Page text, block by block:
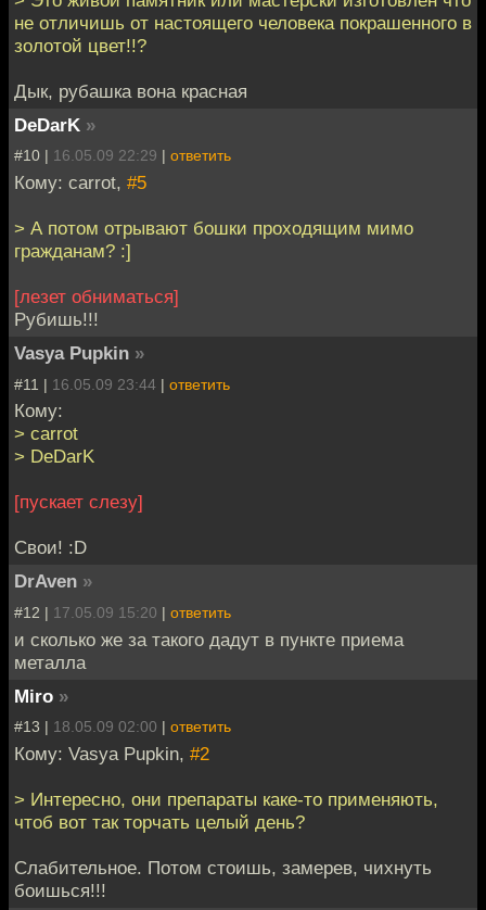
не отличишь от настоящего человека покрашенного в
золотой цвет!!?
Дык, рубашка вона красная
DeDarK »
#10 | 16.05.09 22:29 | ответить
Кому: carrot, #5
> А потом отрывают бошки проходящим мимо
гражданам? :]
[лезет обниматься]
Рубишь!!!
Vasya Pupkin »
#11 | 16.05.09 23:44 | ответить
Кому:
> carrot
> DeDarK
[пускает слезу]
Свои! :D
DrAven »
#12 | 17.05.09 15:20 | ответить
и сколько же за такого дадут в пункте приема
металла
Miro »
#13 | 18.05.09 02:00 | ответить
Кому: Vasya Pupkin, #2
> Интересно, они препараты каке-то применяють,
чтоб вот так торчать целый день?
Слабительное. Потом стоишь, замерев, чихнуть
боишься!!!